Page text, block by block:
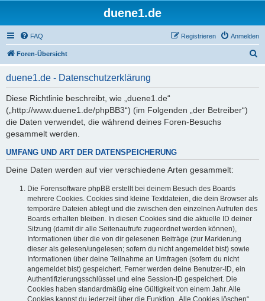
duene1.de
FAQ Anmelden
Registrieren
Foren-Übersicht
duene1.de - Datenschutzerklärung
Diese Richtlinie beschreibt, wie „duene1.de“
(„http://www.duene1.de/phpBB3“) (im Folgenden „der Betreiber“)
die Daten verwendet, die während deines Foren-Besuchs
gesammelt werden.
UMFANG UND ART DER DATENSPEICHERUNG
Deine Daten werden auf vier verschiedene Arten gesammelt:
Die Forensoftware phpBB erstellt bei deinem Besuch des Boards
mehrere Cookies. Cookies sind kleine Textdateien, die dein Browser als
temporäre Dateien ablegt und die zwischen den einzelnen Aufrufen des
Boards erhalten bleiben. In diesen Cookies sind die aktuelle ID deiner
Sitzung (damit dir alle Seitenaufrufe zugeordnet werden können),
Informationen über die von dir gelesenen Beiträge (zur Markierung
dieser als gelesen/ungelesen; sofern du nicht angemeldet bist) sowie
Informationen über deine Teilnahme an Umfragen (sofern du nicht
angemeldet bist) gespeichert. Ferner werden deine Benutzer-ID, ein
Authentifizierungsschlüssel und eine Session-ID gespeichert. Die
Cookies haben standardmäßig eine Gültigkeit von einem Jahr. Alle
Cookies kannst du jederzeit über die Funktion „Alle Cookies löschen“